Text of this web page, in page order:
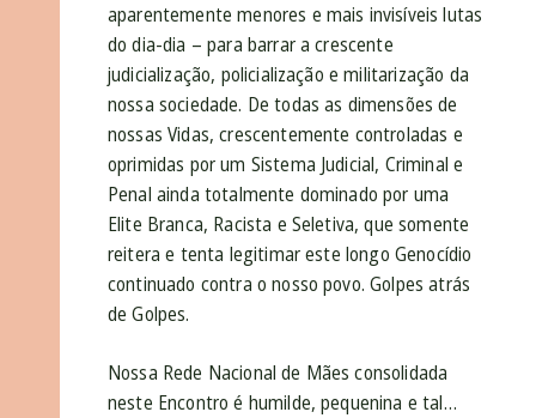
aparentemente menores e mais invisíveis lutas
do dia-dia – para barrar a crescente
judicialização, policialização e militarização da
nossa sociedade. De todas as dimensões de
nossas Vidas, crescentemente controladas e
oprimidas por um Sistema Judicial, Criminal e
Penal ainda totalmente dominado por uma
Elite Branca, Racista e Seletiva, que somente
reitera e tenta legitimar este longo Genocídio
continuado contra o nosso povo. Golpes atrás
de Golpes.
Nossa Rede Nacional de Mães consolidada
neste Encontro é humilde, pequenina e tal…